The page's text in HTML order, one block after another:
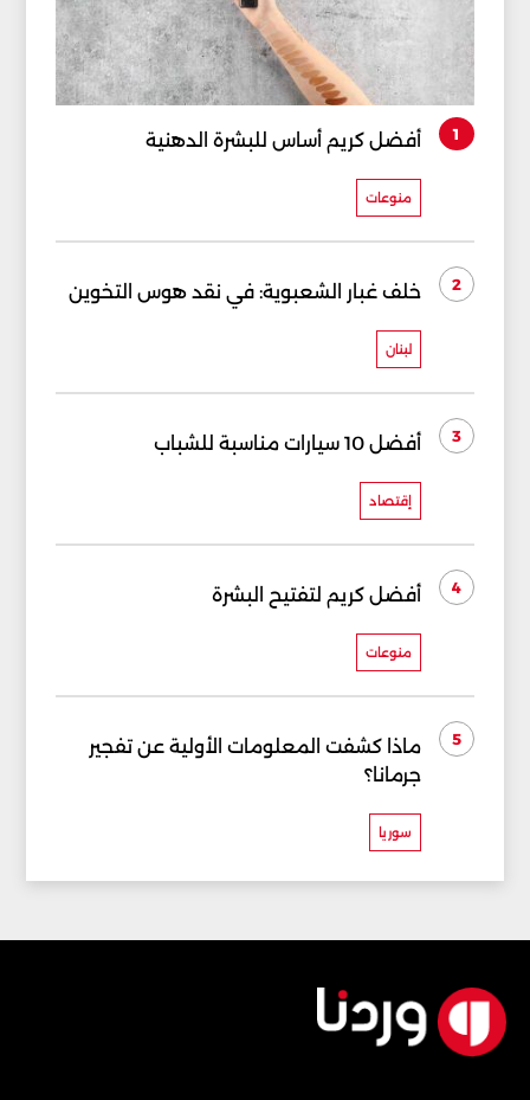
1 أفضل كريم أساس للبشرة الدهنية
منوعات
2 خلف غبار الشعبوية: في نقد هوس التخوين
لبنان
3 أفضل 10 سيارات مناسبة للشباب
إقتصاد
4 أفضل كريم لتفتيح البشرة
منوعات
5
ماذا كشفت المعلومات الأولية عن تفجير
جرمانا؟
سوريا